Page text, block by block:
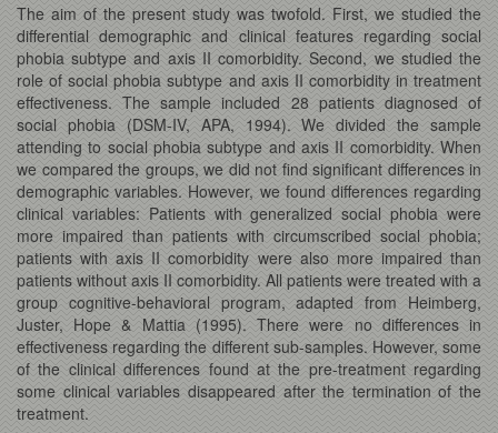
The aim of the present study was twofold. First, we studied the
differential demographic and clinical features regarding social
phobia subtype and axis II comorbidity. Second, we studied the
role of social phobia subtype and axis II comorbidity in treatment
effectiveness. The sample included 28 patients diagnosed of
social phobia (DSM-IV, APA, 1994). We divided the sample
attending to social phobia subtype and axis II comorbidity. When
we compared the groups, we did not find significant differences in
demographic variables. However, we found differences regarding
clinical variables: Patients with generalized social phobia were
more impaired than patients with circumscribed social phobia;
patients with axis II comorbidity were also more impaired than
patients without axis II comorbidity. All patients were treated with a
group cognitive-behavioral program, adapted from Heimberg,
Juster, Hope & Mattia (1995). There were no differences in
effectiveness regarding the different sub-samples. However, some
of the clinical differences found at the pre-treatment regarding
some clinical variables disappeared after the termination of the
treatment.